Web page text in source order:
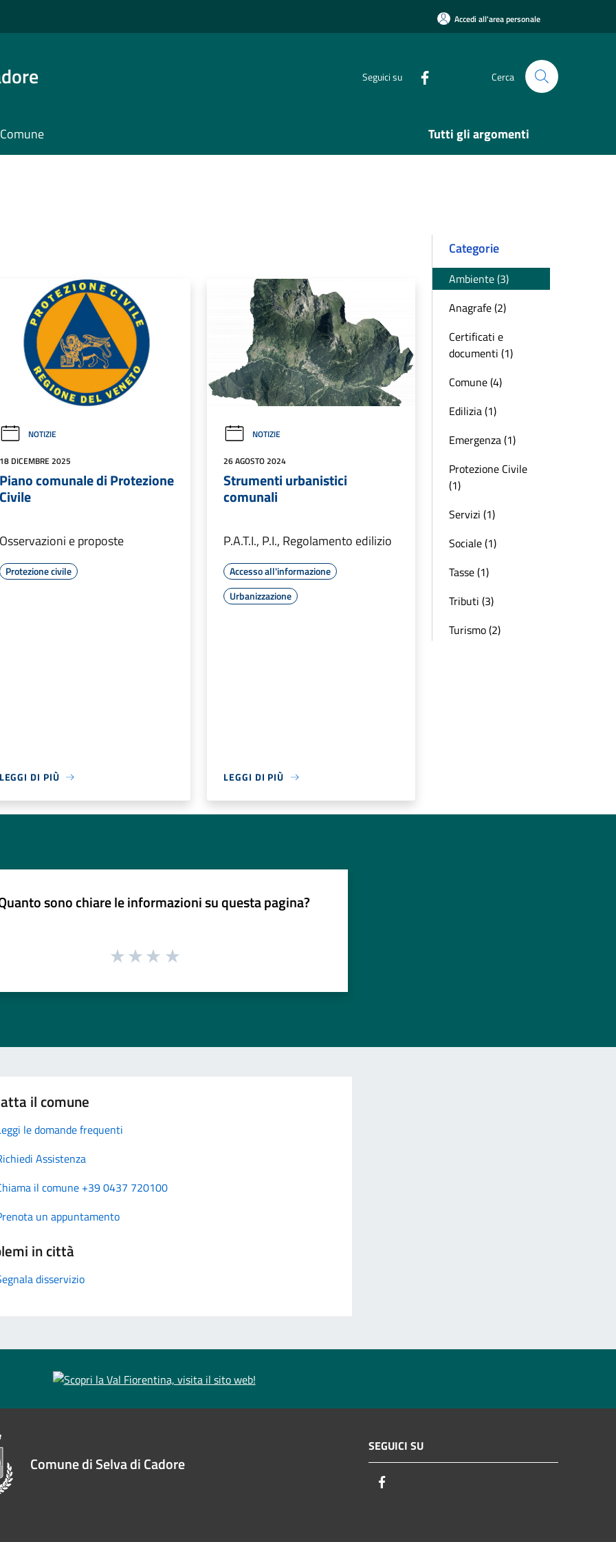
Accedi all'area personale
Seguici su Cerca
Tutti gli argomenti
NOTIZIE
DICEMBRE 2025
comunale di Protezione
e proposte
Protezione civile
DI PIÙ
NOTIZIE
26 AGOSTO 2024
Strumenti urbanistici
comunali
P.A.T.I., P.I., Regolamento edilizio
Accesso all'informazione
Urbanizzazione
LEGGI DI PIÙ
Categorie
Ambiente (3)
Anagrafe (2)
Certificati e
documenti (1)
Comune (4)
Edilizia (1)
Emergenza (1)
Protezione Civile
(1)
Servizi (1)
Sociale (1)
Tasse (1)
Tributi (3)
Turismo (2)
sono chiare le informazioni su questa pagina?
il comune
le domande frequenti
Assistenza
il comune +39 0437 720100
un appuntamento
in città
disservizio
Comune di Selva di Cadore
SEGUICI SU